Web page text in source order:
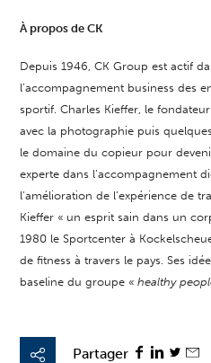
Partager
À propos de CK
Depuis 1946, CK Group est actif
l’accompagnement business des
sportif.Charles Kieffer, le
avec la photographie puis
le domaine du copieur pour
experte dans l’accompagnement
l’amélioration de l’expérience de
Kieffer « un esprit sain dans un
1980 le Sportcenter à
de fitness à travers le pays. Ses
baseline du groupe «healthy